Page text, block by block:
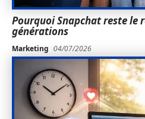
Pourquoi Snapchat reste le
générations
Marketing 04/07/2026